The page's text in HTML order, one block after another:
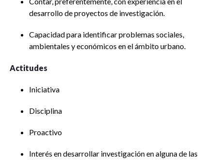
desarrollo de proyectos de investigación.
Capacidad para identificar problemas sociales,
ambientales y económicos en el ámbito urbano.
Actitudes
Iniciativa
Disciplina
Proactivo
Interés en desarrollar investigación en alguna de las